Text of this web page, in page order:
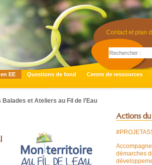
Contact et plan
EE Questions de fond
Centre de ressources
Balades et Ateliers au Fil de l’Eau
Actions du
démarches